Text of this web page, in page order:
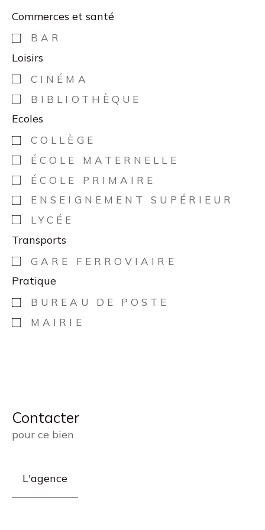
Commerces et santé
BAR
Loisirs
CINÉMA
BIBLIOTHÈQUE
Ecoles
COLLÈGE
ÉCOLE MATERNELLE
ÉCOLE PRIMAIRE
ENSEIGNEMENT SUPÉRIEUR
LYCÉE
Transports
GARE FERROVIAIRE
Pratique
BUREAU DE POSTE
MAIRIE
Contacter
pour ce bien
L'agence